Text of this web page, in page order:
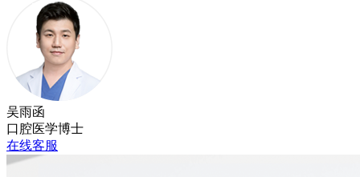
吴雨函
口腔医学博士
在线客服